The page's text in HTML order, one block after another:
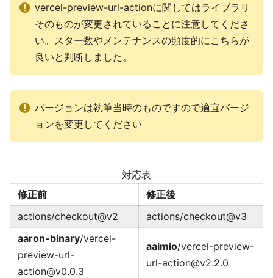
vercel-preview-url-actionに関してはライブラリ
そのものが変更されていることに注意してくださ
い。スター数やメンテナンスの頻度的にこちらが
良いと判断しました。
バージョンは執筆当時のものですので適宜バージ
ョンを変更してください
対応表
修正前
修正後
actions/checkout@v2
actions/checkout@v3
aaron-binary/vercel-
preview-url-
action@v0.0.3
aaimio/vercel-preview-
url-action@v2.2.0